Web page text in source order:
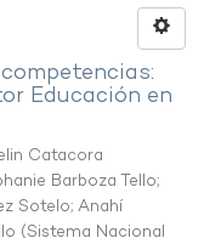
Educación en
Catacora
Barboza Tello;
Sotelo; Anahí
(Sistema Nacional